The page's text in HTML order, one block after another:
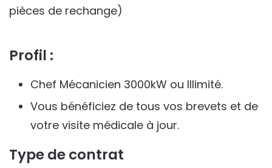
pièces de rechange)
Profil :
Chef Mécanicien 3000kW ou Illimité.
Vous bénéficiez de tous vos brevets et de
votre visite médicale à jour.
Type de contrat